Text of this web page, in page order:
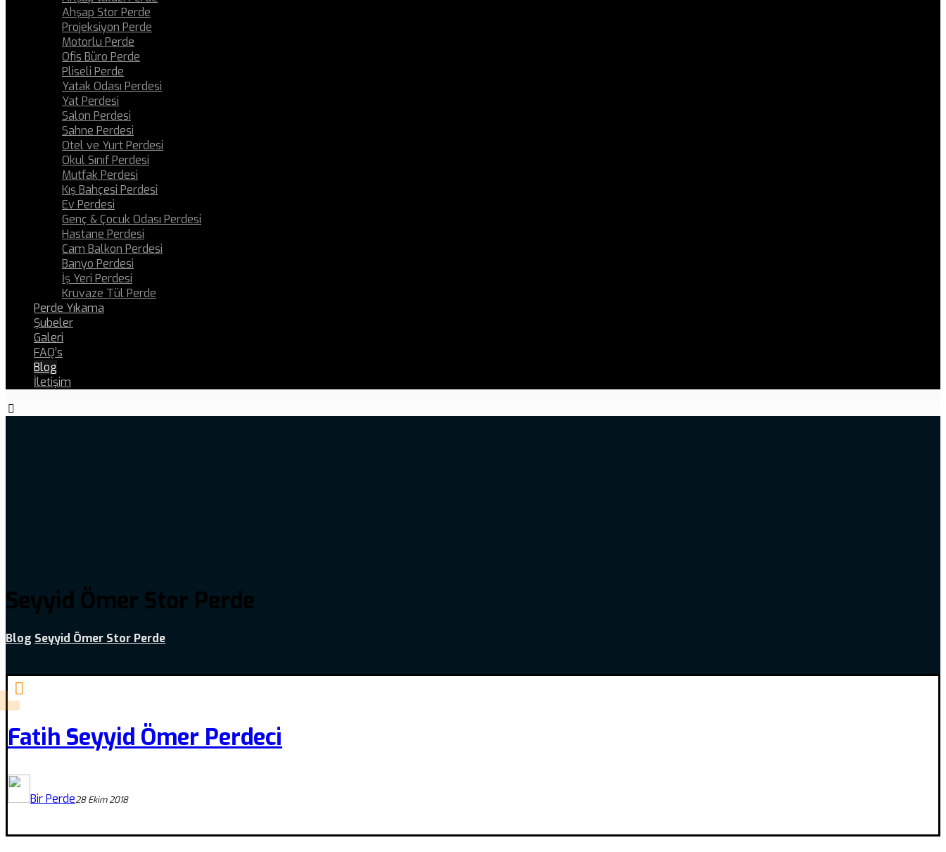
Ahşap Stor Perde
Projeksiyon Perde
Motorlu Perde
Ofis Büro Perde
Pliseli Perde
Yatak Odası Perdesi
Yat Perdesi
Salon Perdesi
Sahne Perdesi
Otel ve Yurt Perdesi
Okul Sınıf Perdesi
Mutfak Perdesi
Kış Bahçesi Perdesi
Ev Perdesi
Genç & Çocuk Odası Perdesi
Hastane Perdesi
Cam Balkon Perdesi
Banyo Perdesi
İş Yeri Perdesi
Kruvaze Tül Perde
Perde Yıkama
Şubeler
Galeri
FAQ’s
Blog
İletişim
Seyyid Ömer Stor Perde
Blog Seyyid Ömer Stor Perde
Fatih Seyyid Ömer Perdeci
Bir Perde28 Ekim 2018